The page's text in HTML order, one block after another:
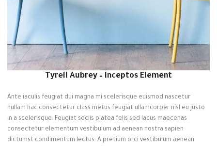
Tyrell Aubrey – Inceptos Element
Ante iaculis feugiat dui magna mi scelerisque euismod nascetur
nullam hac consectetur class metus feugiat ullamcorper nisl eu justo
in a scelerisque. Feugiat sociis platea felis sed lacus maecenas
consectetur elementum vestibulum ad aenean nostra sapien
dictumst condimentum lectus. A pretium orci vestibulum aenean